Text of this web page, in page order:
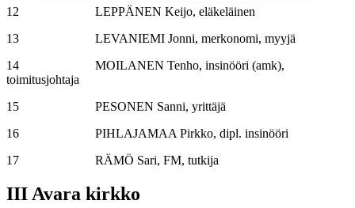
12 LEPPÄNEN Keijo, eläkeläinen
13 LEVANIEMI Jonni, merkonomi, myyjä
14 MOILANEN Tenho, insinööri (amk),
toimitusjohtaja
15 PESONEN Sanni, yrittäjä
16 PIHLAJAMAA Pirkko, dipl. insinööri
17 RÄMÖ Sari, FM, tutkija
III Avara kirkko